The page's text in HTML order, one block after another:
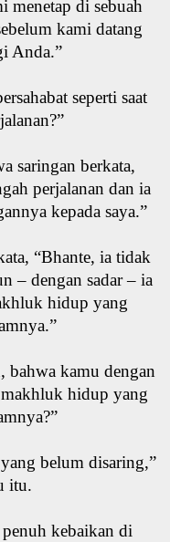
menetap di sebuah
kami datang
Anda.”
seperti saat
saringan berkata,
perjalanan dan ia
kepada saya.”
“Bhante, ia tidak
– dengan sadar – ia
hidup yang
bahwa kamu dengan
makhluk hidup yang
belum disaring,”
itu.
kebaikan di